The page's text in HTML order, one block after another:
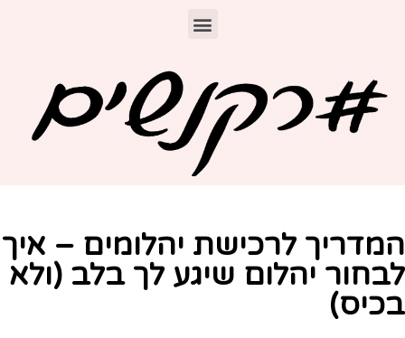
לרכישת יהלומים – איך
יהלום שיגע לך בלב (ולא